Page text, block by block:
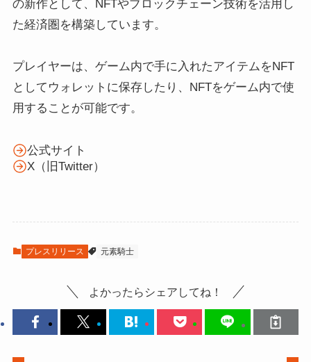
の新作として、NFTやブロックチェーン技術を活用し
た経済圏を構築しています。
プレイヤーは、ゲーム内で手に入れたアイテムをNFT
としてウォレットに保存したり、NFTをゲーム内で使
用することが可能です。
公式サイト
X（旧Twitter）
プレスリリース 元素騎士
よかったらシェアしてね！